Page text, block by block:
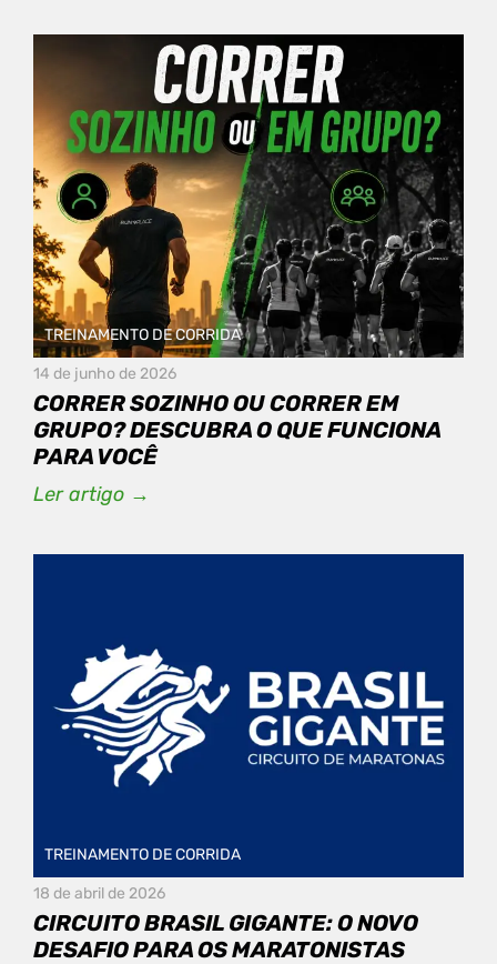
TREINAMENTO DE CORRIDA
14 de junho de 2026
CORRER SOZINHO OU CORRER EM
GRUPO? DESCUBRA O QUE FUNCIONA
PARA VOCÊ
Ler artigo →
TREINAMENTO DE CORRIDA
18 de abril de 2026
CIRCUITO BRASIL GIGANTE: O NOVO
DESAFIO PARA OS MARATONISTAS